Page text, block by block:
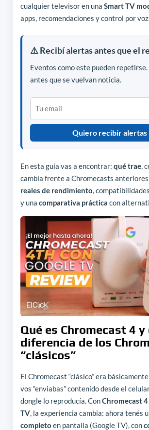
cualquier televisor en una Smart TV
apps, recomendaciones y control por
⚠️ Recibí alertas antes que el
Eventos como este pueden
antes que se vuelvan noticia.
Quiero recibir alertas
En esta guía vas a encontrar: qué trae,
cambia frente a Chromecasts
reales de rendimiento,
y una comparativa práctica con
Qué es Chromecast 4 y
diferencia de los
“clásicos”
El Chromecast “clásico” era
vos “enviabas” contenido desde el
dongle lo reproducía. ConChromecast
TV, la experiencia cambia: ahora tenés
completo en pantalla (Google TV), con